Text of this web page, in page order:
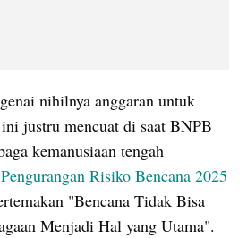
nihilnya anggaran untuk
ini justru mencuat di saat BNPB
kemanusiaan tengah
Risiko Bencana 2025
"Bencana Tidak Bisa
Menjadi Hal yang Utama".